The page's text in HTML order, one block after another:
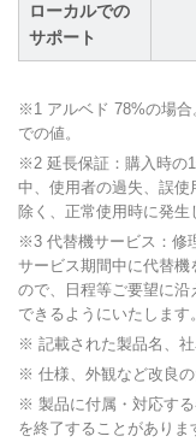
ローカルでの
サポート
※1 アルベド 78%の場合
での値。
※2 延⻑保証：購⼊時の
中、使⽤者の過失、誤
除く、正常使⽤時に発⽣
※3 代替機サービス：修
サービス期間中に代替
ので、⽇程等ご要望に
できるようにいたします。
※ 記載された製品名、社
※ 仕様、外観など改良の
※ 製品に付属・対応す
を終了することがあり